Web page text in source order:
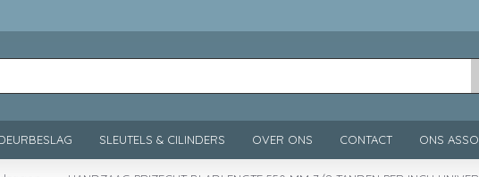
SLEUTELS & CILINDERS OVER ONS CONTACT ONS